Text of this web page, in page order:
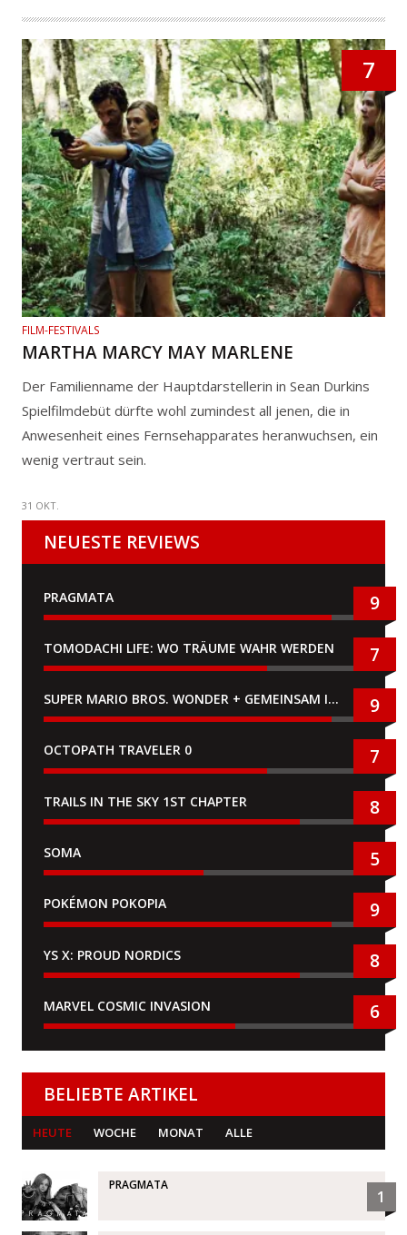
7
FILM-FESTIVALS
MARTHA MARCY MAY MARLENE
Der Familienname der Hauptdarstellerin in Sean Durkins
Spielfilmdebüt dürfte wohl zumindest all jenen, die in
Anwesenheit eines Fernsehapparates heranwuchsen, ein
wenig vertraut sein.
31 OKT.
NEUESTE REVIEWS
PRAGMATA 9
TOMODACHI LIFE: WO TRÄUME WAHR WERDEN 7
SUPER MARIO BROS. WONDER + GEMEINSAM IM BELLABEL-PARK 9
OCTOPATH TRAVELER 0 7
TRAILS IN THE SKY 1ST CHAPTER 8
SOMA 5
POKÉMON POKOPIA 9
YS X: PROUD NORDICS 8
MARVEL COSMIC INVASION 6
BELIEBTE ARTIKEL
HEUTE WOCHE MONAT ALLE
PRAGMATA
1